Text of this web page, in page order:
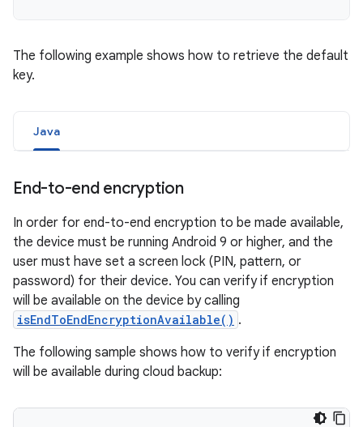
The following example shows how to retrieve the default
key.
Java
End-to-end encryption
In order for end-to-end encryption to be made available,
the device must be running Android 9 or higher, and the
user must have set a screen lock (PIN, pattern, or
password) for their device. You can verify if encryption
will be available on the device by calling
isEndToEndEncryptionAvailable() .
The following sample shows how to verify if encryption
will be available during cloud backup: